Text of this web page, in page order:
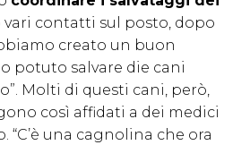
vari contatti sul posto, dopo
creato un buon
potuto salvare die cani
Molti di questi cani, però,
così affidati a dei medici
“C’è una cagnolina che ora